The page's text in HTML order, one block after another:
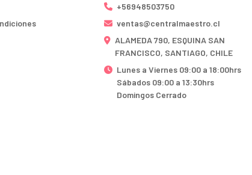
+56948503750
ventas@centralmaestro.cl
ALAMEDA 790, ESQUINA SAN
FRANCISCO, SANTIAGO, CHILE
Lunes a Viernes 09:00 a 18:00hrs
Sábados 09:00 a 13:30hrs
Domingos Cerrado